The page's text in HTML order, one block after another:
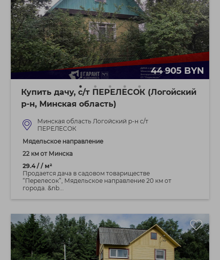
44 905 BYN
Купить дачу, с/т ПЕРЕЛЕСОК (Логойский
р-н, Минская область)
Минская область Логойский р-н с/т
ПЕРЕЛЕСОК
Мядельское направление
22 км от Минска
29.4 / / м²
Продается дача в садовом товариществе
“Перелесок”, Мядельское направление 20 км от
города. &nb...